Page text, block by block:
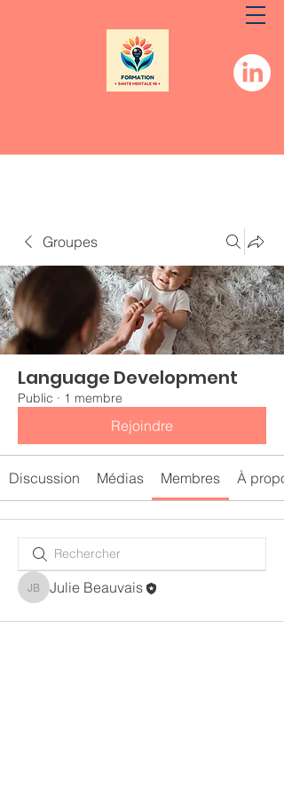
Groupes
Language Development
Public · 1 membre
Rejoindre
Discussion Médias Membres À
Julie Beauvais
Julie Beauvais